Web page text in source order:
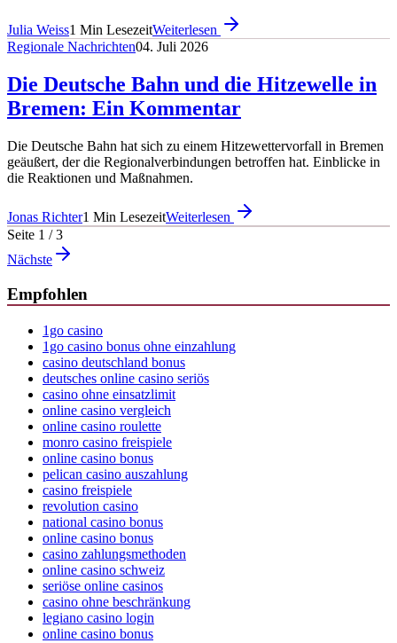
Julia Weiss1 Min LesezeitWeiterlesen
Regionale Nachrichten04. Juli 2026
Die Deutsche Bahn und die Hitzewelle in
Bremen: Ein Kommentar
Die Deutsche Bahn hat sich zu einem Hitzewettervorfall in Bremen
geäußert, der die Regionalverbindungen betroffen hat. Einblicke in
die Reaktionen und Maßnahmen.
Jonas Richter1 Min LesezeitWeiterlesen
Seite 1 /3
Nächste
Empfohlen
1go casino
1go casino bonus ohne einzahlung
casino deutschland bonus
deutsches online casino seriös
casino ohne einsatzlimit
online casino vergleich
online casino roulette
monro casino freispiele
online casino bonus
pelican casino auszahlung
casino freispiele
revolution casino
national casino bonus
online casino bonus
casino zahlungsmethoden
online casino schweiz
seriöse online casinos
casino ohne beschränkung
legiano casino login
online casino bonus